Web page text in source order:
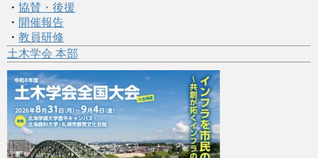
・ 協賛・後援
・ 開催報告
・ 教員研修
土木学会 本部